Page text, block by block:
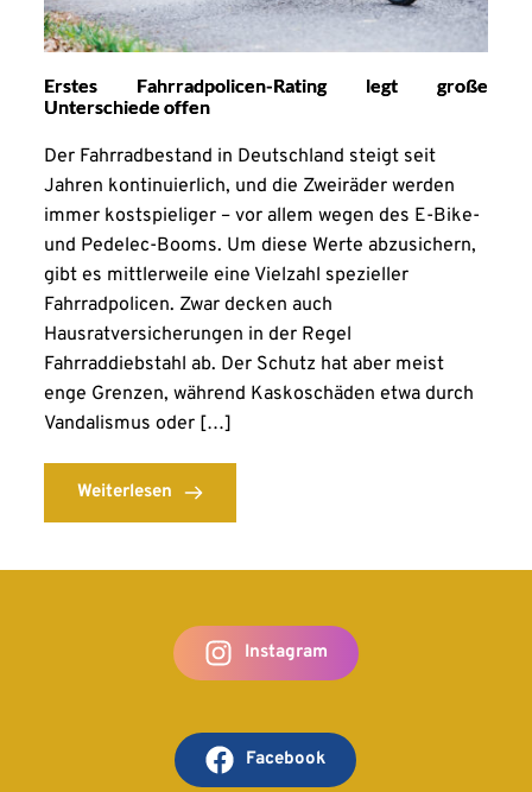
Erstes Fahrradpolicen-Rating legt große
Unterschiede offen
Der Fahrradbestand in Deutschland steigt seit
Jahren kontinuierlich, und die Zweiräder werden
immer kostspieliger – vor allem wegen des E-Bike-
und Pedelec-Booms. Um diese Werte abzusichern,
gibt es mittlerweile eine Vielzahl spezieller
Fahrradpolicen. Zwar decken auch
Hausratversicherungen in der Regel
Fahrraddiebstahl ab. Der Schutz hat aber meist
enge Grenzen, während Kaskoschäden etwa durch
Vandalismus oder […]
Weiterlesen
Instagram
Facebook